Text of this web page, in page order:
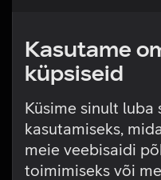
Kasutame
küpsiseid
Küsime sinult luba
kasutamiseks,
meie veebisaidi
toimimiseks või